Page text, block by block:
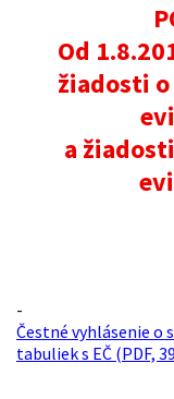
Od
žiadosti
a
-
Čestné vyhlásenie o
tabuliek s EČ (PDF,